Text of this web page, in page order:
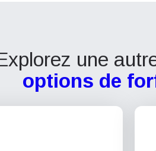
une
options de